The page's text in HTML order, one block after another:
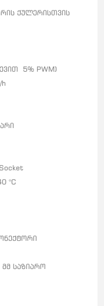
ქულერისთვის
5% PWM)
°C
საზიარო